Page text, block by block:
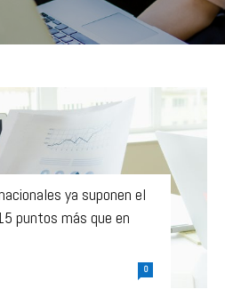
ya suponen el
puntos más que en
0